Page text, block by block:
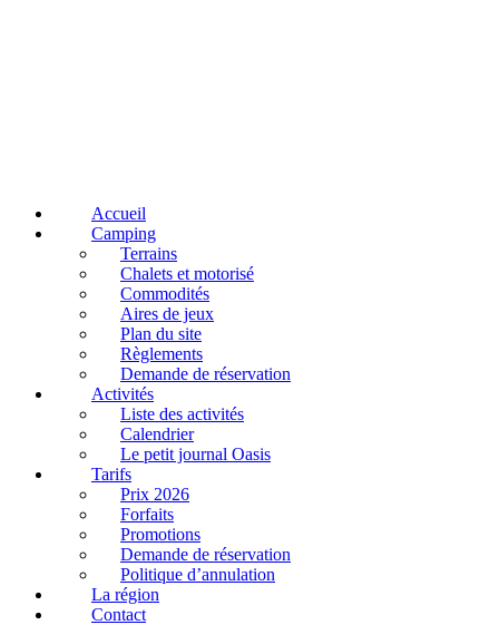
Accueil
Camping
Terrains
Chalets et motorisé
Commodités
Aires de jeux
Plan du site
Règlements
Demande de réservation
Activités
Liste des activités
Calendrier
Le petit journal Oasis
Tarifs
Prix 2026
Forfaits
Promotions
Demande de réservation
Politique d’annulation
La région
Contact